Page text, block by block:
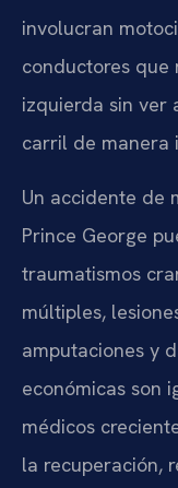
involucran
conductores que
izquierda sin ver
carril de manera
Un accidente de
Prince George
traumatismos
múltiples,
amputaciones y
económicas son
médicos
la recuperación,